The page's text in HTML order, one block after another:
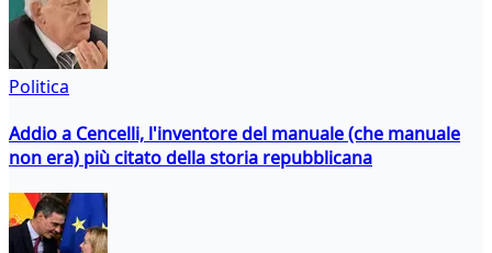
Politica
Addio a Cencelli, l'inventore del manuale (che manuale
non era) più citato della storia repubblicana